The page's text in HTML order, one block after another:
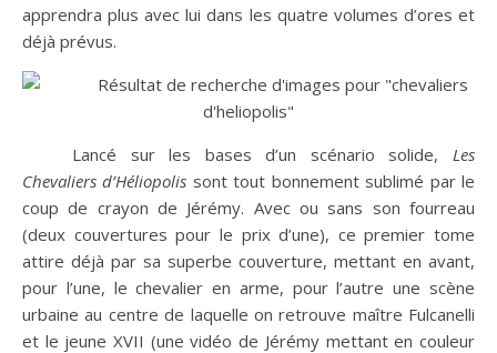
apprendra plus avec lui dans les quatre volumes d’ores et
déjà prévus.
Lancé sur les bases d’un scénario solide, Les
Chevaliers d’Héliopolis sont tout bonnement sublimé par le
coup de crayon de Jérémy. Avec ou sans son fourreau
(deux couvertures pour le prix d’une), ce premier tome
attire déjà par sa superbe couverture, mettant en avant,
pour l’une, le chevalier en arme, pour l’autre une scène
urbaine au centre de laquelle on retrouve maître Fulcanelli
et le jeune XVII (une vidéo de Jérémy mettant en couleur